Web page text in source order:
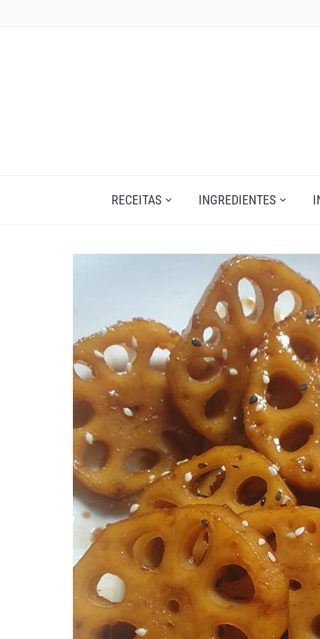
RECEITAS INGREDIENTES